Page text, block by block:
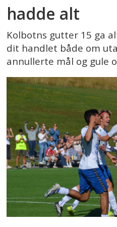
hadde alt
Kolbotns gutter 15 ga
dit handlet både om
annullerte mål og gule